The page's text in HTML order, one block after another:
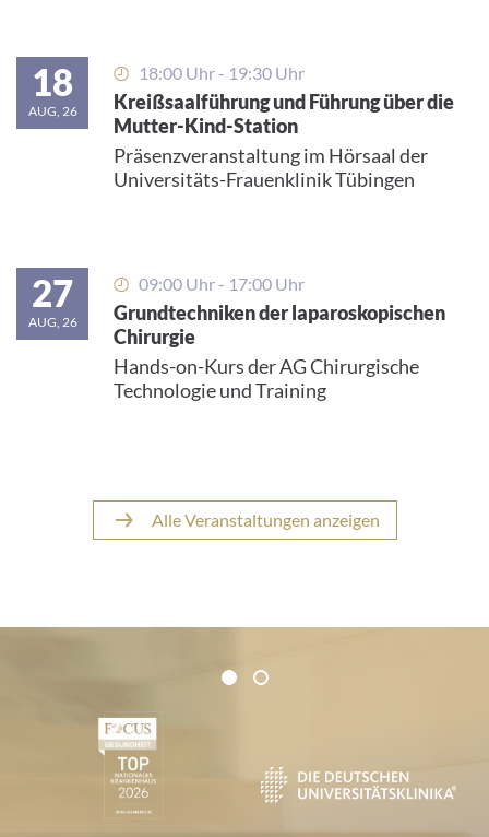
18
AUG, 26
18:00 Uhr - 19:30 Uhr
Kreißsaalführung und Führung über die
Mutter-Kind-Station
Präsenzveranstaltung im Hörsaal der
Universitäts-Frauenklinik Tübingen
27
AUG, 26
09:00 Uhr - 17:00 Uhr
Grundtechniken der laparoskopischen
Chirurgie
Hands-on-Kurs der AG Chirurgische
Technologie und Training
Alle Veranstaltungen anzeigen
Zertifikate und Verbände
1 2